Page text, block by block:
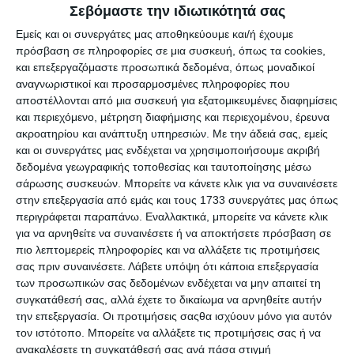
Σεβόμαστε την ιδιωτικότητά σας
Εμείς και οι συνεργάτες μας αποθηκεύουμε και/ή έχουμε
πρόσβαση σε πληροφορίες σε μια συσκευή, όπως τα cookies,
και επεξεργαζόμαστε προσωπικά δεδομένα, όπως μοναδικοί
αναγνωριστικοί και προσαρμοσμένες πληροφορίες που
αποστέλλονται από μια συσκευή για εξατομικευμένες διαφημίσεις
και περιεχόμενο, μέτρηση διαφήμισης και περιεχομένου, έρευνα
ακροατηρίου και ανάπτυξη υπηρεσιών. Με την άδειά σας, εμείς
και οι συνεργάτες μας ενδέχεται να χρησιμοποιήσουμε ακριβή
δεδομένα γεωγραφικής τοποθεσίας και ταυτοποίησης μέσω
σάρωσης συσκευών. Μπορείτε να κάνετε κλικ για να συναινέσετε
στην επεξεργασία από εμάς και τους 1733 συνεργάτες μας όπως
περιγράφεται παραπάνω. Εναλλακτικά, μπορείτε να κάνετε κλικ
για να αρνηθείτε να συναινέσετε ή να αποκτήσετε πρόσβαση σε
πιο λεπτομερείς πληροφορίες και να αλλάξετε τις προτιμήσεις
σας πριν συναινέσετε. Λάβετε υπόψη ότι κάποια επεξεργασία
των προσωπικών σας δεδομένων ενδέχεται να μην απαιτεί τη
συγκατάθεσή σας, αλλά έχετε το δικαίωμα να αρνηθείτε αυτήν
την επεξεργασία. Οι προτιμήσεις σαςθα ισχύουν μόνο για αυτόν
τον ιστότοπο. Μπορείτε να αλλάξετε τις προτιμήσεις σας ή να
ανακαλέσετε τη συγκατάθεσή σας ανά πάσα στιγμή
Φιλανθρωπικός αγώνας ποδοσφαίρου την
Δευτέρα 15 Απριλίου στο Π.Φάληρο
Την Δευτέρα 15 Απριλίου 2019 θα διεξαχθεί φιλανθρωπικός αγώνας
ποδοσφαίρου που διοργανώνουν
…
Συντακτική ομάδα 13/04/2019
ΑΘΛΗΤΙΚΆ